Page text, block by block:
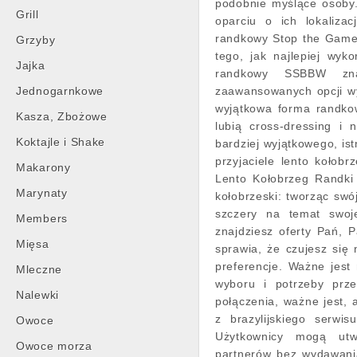
Grill
Grzyby
Jajka
Jednogarnkowe
Kasza, Zbożowe
Koktajle i Shake
Makarony
Marynaty
Members
Mięsa
Mleczne
Nalewki
Owoce
Owoce morza
podobnie myślące
oparciu o ich
randkowy Stop the
tego, jak najlepiej
randkowy SSBBW
zaawansowanych opcji
wyjątkowa forma
lubią cross-dressing i
bardziej wyjątkowego,
przyjaciele lento
Lento Kołobrzeg
kołobrzeski: tworząc
szczery na temat
znajdziesz oferty Pań,
sprawia, że czujesz się
preferencje. Ważne
wyboru i potrzeby
połączenia, ważne jest,
z brazylijskiego
Użytkownicy mogą
partnerów bez